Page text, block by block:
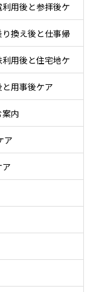
用後と参拝後ケ
換え後と仕事帰
用後と住宅地ケ
用事後ケア
内
ア